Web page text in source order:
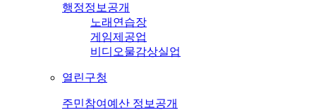
행정정보공개
노래연습장
게임제공업
비디오물감상실업
열린구청
주민참여예산 정보공개